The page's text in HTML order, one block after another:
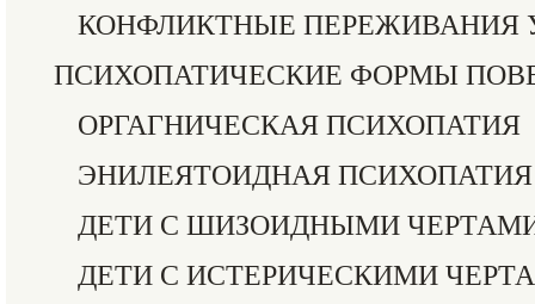
КОНФЛИКТНЫЕ ПЕРЕЖИВАНИЯ
ПСИХОПАТИЧЕСКИЕ ФОРМЫ
ОРГАГНИЧЕСКАЯ ПСИХОПАТИЯ
ЭНИЛЕЯТОИДНАЯ ПСИХОПАТИЯ
ДЕТИ С ШИЗОИДНЫМИ
ДЕТИ С ИСТЕРИЧЕСКИМИ